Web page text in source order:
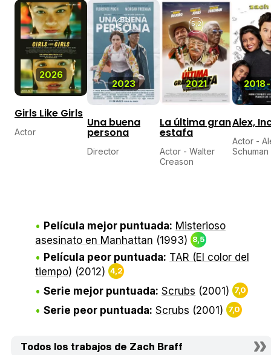
2026
Girls Like Girls
Actor
2023
5,9
Una buena
persona
Director
2021
5,2
La última gran
estafa
Actor - Walter
Creason
2018-
Alex,
Actor -
Schuman
Película mejor puntuada: Misterioso
asesinato en Manhattan (1993) 8,5
Película peor puntuada: TAR (El color del
tiempo) (2012) 4,2
Serie mejor puntuada: Scrubs (2001) 7,0
Serie peor puntuada: Scrubs (2001) 7,0
Todos los trabajos de Zach Braff